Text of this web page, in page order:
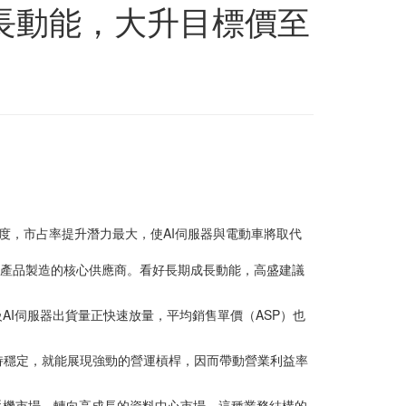
能，大升目標價至
，市占率提升潛力最大，使AI伺服器與電動車將取代
品製造的核心供應商。看好長期成長動能，高盛建議
伺服器出貨量正快速放量，平均銷售單價（ASP）也
定，就能展現強勁的營運槓桿，因而帶動營業利益率